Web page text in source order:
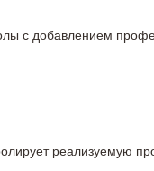
с добавлением
реализуемую